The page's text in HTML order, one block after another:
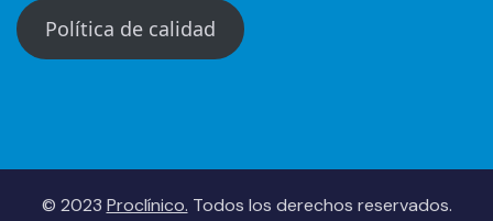
Política de calidad
© 2023 Proclínico. Todos los derechos reservados.